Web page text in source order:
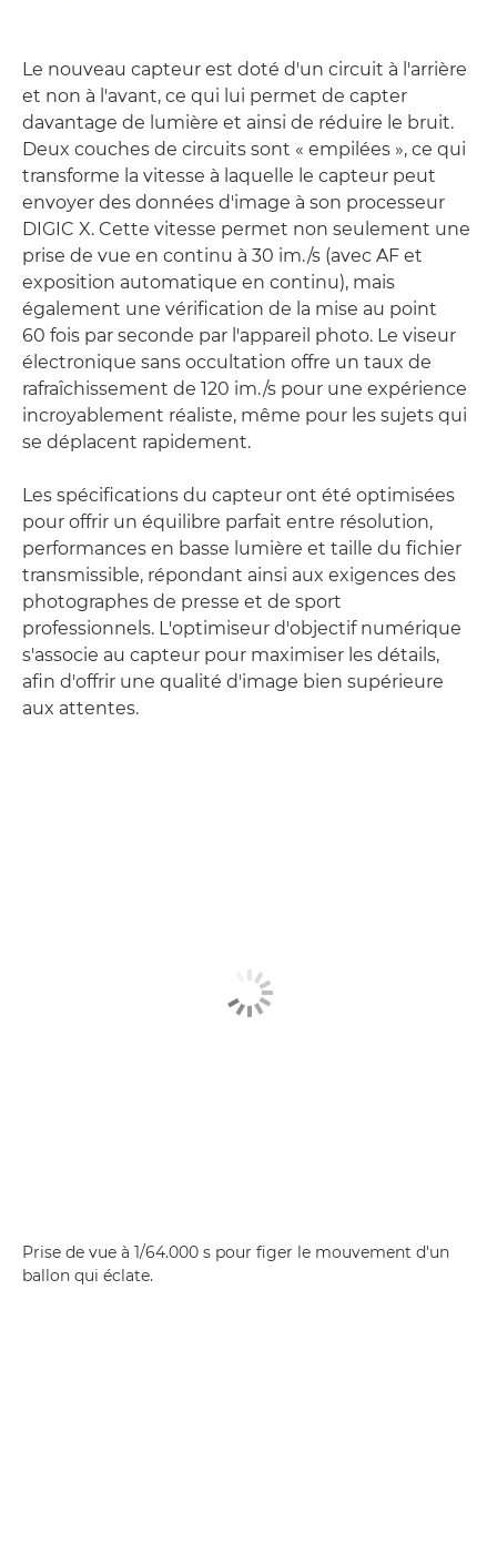
Le nouveau capteur est doté d'un circuit à l'arrière
et non à l'avant, ce qui lui permet de capter
davantage de lumière et ainsi de réduire le bruit.
Deux couches de circuits sont « empilées », ce qui
transforme la vitesse à laquelle le capteur peut
envoyer des données d'image à son processeur
DIGIC X. Cette vitesse permet non seulement une
prise de vue en continu à 30 im./s (avec AF et
exposition automatique en continu), mais
également une vérification de la mise au point
60 fois par seconde par l'appareil photo. Le viseur
électronique sans occultation offre un taux de
rafraîchissement de 120 im./s pour une expérience
incroyablement réaliste, même pour les sujets qui
se déplacent rapidement.
Les spécifications du capteur ont été optimisées
pour offrir un équilibre parfait entre résolution,
performances en basse lumière et taille du fichier
transmissible, répondant ainsi aux exigences des
photographes de presse et de sport
professionnels. L'optimiseur d'objectif numérique
s'associe au capteur pour maximiser les détails,
afin d'offrir une qualité d'image bien supérieure
aux attentes.
Prise de vue à 1/64.000 s pour figer le mouvement d'un
ballon qui éclate.